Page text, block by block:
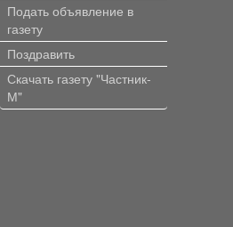
Подать объявление в
газету
Поздравить
Скачать газету "Частник-
М"